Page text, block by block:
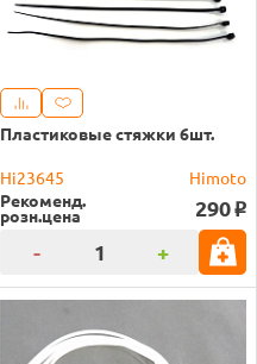
Пластиковые стяжки 6шт.
Hi23645
Himoto
Рекоменд.
розн.цена 290 o
- +